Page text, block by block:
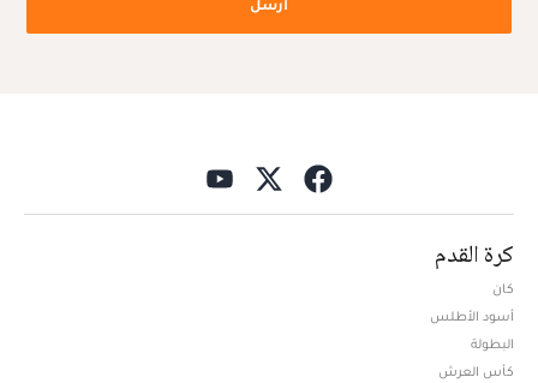
أرسل
كرة القدم
كان
أسود الأطلس
البطولة
كأس العرش